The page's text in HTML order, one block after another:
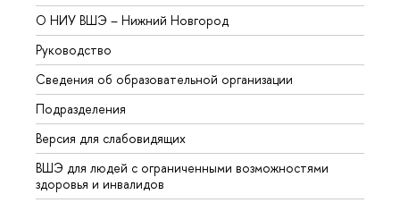
О НИУ ВШЭ – Нижний Новгород
Руководство
Сведения об образовательной организации
Подразделения
Версия для слабовидящих
ВШЭ для людей с ограниченными возможностями
здоровья и инвалидов